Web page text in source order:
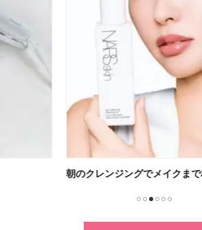
朝のクレンジングでメイクまで格上げ